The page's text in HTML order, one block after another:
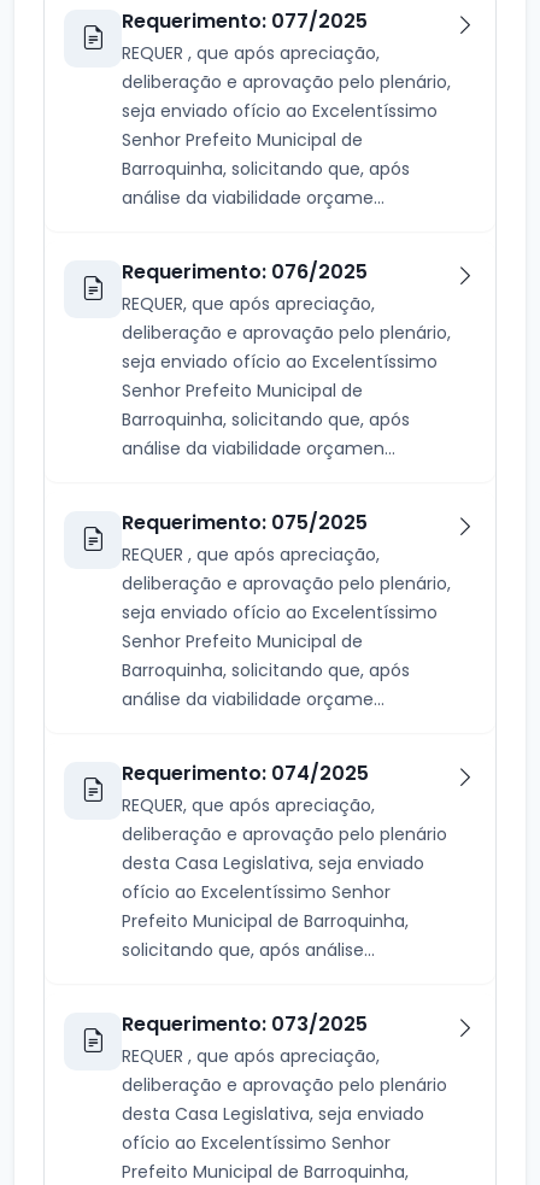
Requerimento: 077/2025
REQUER , que após apreciação,
deliberação e aprovação pelo plenário,
seja enviado ofício ao Excelentíssimo
Senhor Prefeito Municipal de
Barroquinha, solicitando que, após
análise da viabilidade orçame...
Requerimento: 076/2025
REQUER, que após apreciação,
deliberação e aprovação pelo plenário,
seja enviado ofício ao Excelentíssimo
Senhor Prefeito Municipal de
Barroquinha, solicitando que, após
análise da viabilidade orçamen...
Requerimento: 075/2025
REQUER , que após apreciação,
deliberação e aprovação pelo plenário,
seja enviado ofício ao Excelentíssimo
Senhor Prefeito Municipal de
Barroquinha, solicitando que, após
análise da viabilidade orçame...
Requerimento: 074/2025
REQUER, que após apreciação,
deliberação e aprovação pelo plenário
desta Casa Legislativa, seja enviado
ofício ao Excelentíssimo Senhor
Prefeito Municipal de Barroquinha,
solicitando que, após análise...
Requerimento: 073/2025
REQUER , que após apreciação,
deliberação e aprovação pelo plenário
desta Casa Legislativa, seja enviado
ofício ao Excelentíssimo Senhor
Prefeito Municipal de Barroquinha,